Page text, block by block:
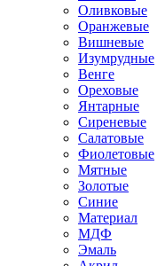
Оливковые
Оранжевые
Вишневые
Изумрудные
Венге
Ореховые
Янтарные
Сиреневые
Салатовые
Фиолетовые
Мятные
Золотые
Синие
Материал
МДФ
Эмаль